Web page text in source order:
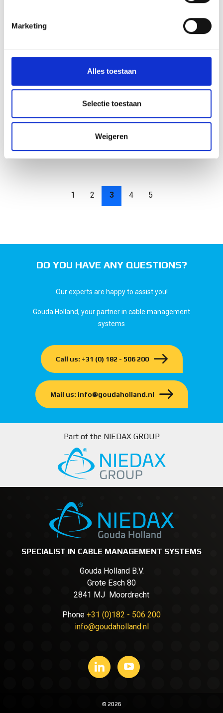
personaliseren, om functies voor social media te bieden
en om ons websiteverkeer te analyseren. Ook delen we
partners voor social media, adverteren en analyse. Deze
partners kunnen deze gegevens combineren met andere
informatie die u aan ze heeft verstrekt of die ze hebben
verzameld op basis van uw gebruik van hun services.
Marketing
Alles toestaan
Selectie toestaan
Weigeren
1 2 3 4 5
DO YOU HAVE ANY QUESTIONS?
Our experts are happy to assist you!
Gouda Holland, your partner in cable management
systems
Call us: +31 (0) 182 - 506 200
Mail us: info@goudaholland.nl
Part of the NIEDAX GROUP
SPECIALIST IN CABLE MANAGEMENT SYSTEMS
Gouda Holland B.V.
Grote Esch 80
2841 MJ Moordrecht
Phone +31 (0)182 - 506 200
info@goudaholland.nl
© 2026